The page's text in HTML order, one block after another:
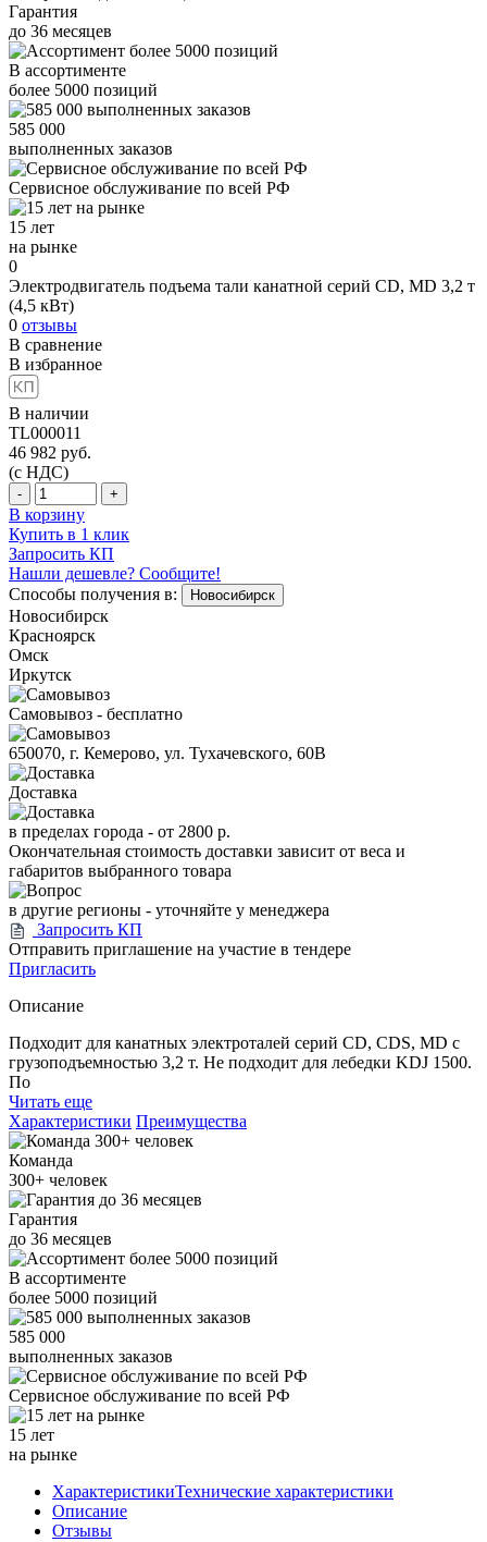
Гарантия
до 36 месяцев
В ассортименте
более 5000 позиций
585 000
выполненных заказов
Сервисное обслуживание по всей РФ
15 лет
на рынке
0
Электродвигатель подъема тали канатной серий CD, MD 3,2 т
(4,5 кВт)
0 отзывы
В сравнение
В избранное
В наличии
TL000011
46 982 руб.
(с НДС)
- +
В корзину
Купить в 1 клик
Запросить КП
Нашли дешевле? Сообщите!
Способы получения в:
Новосибирск
Новосибирск
Красноярск
Омск
Иркутск
Самовывоз - бесплатно
650070, г. Кемерово, ул. Тухачевского, 60В
Доставка
в пределах города - от 2800 р.
Окончательная стоимость доставки зависит от веса и
габаритов выбранного товара
в другие регионы - уточняйте у менеджера
Запросить КП
Отправить приглашение на участие в тендере
Пригласить
Описание
Подходит для канатных электроталей серий CD, CDS, MD с
грузоподъемностью 3,2 т. Не подходит для лебедки KDJ 1500.
По
Читать еще
Характеристики Преимущества
Команда
300+ человек
Гарантия
до 36 месяцев
В ассортименте
более 5000 позиций
585 000
выполненных заказов
Сервисное обслуживание по всей РФ
15 лет
на рынке
ХарактеристикиТехнические характеристики
Описание
Отзывы